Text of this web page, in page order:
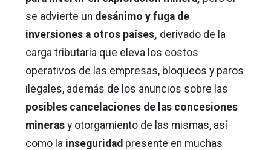
se advierte un desánimo y fuga de
inversiones a otros países, derivado de la
carga tributaria que eleva los costos
operativos de las empresas, bloqueos y paros
ilegales, además de los anuncios sobre las
posibles cancelaciones de las concesiones
mineras y otorgamiento de las mismas, así
como la inseguridad presente en muchas